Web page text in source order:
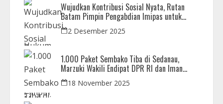
Wujudkan Kontribusi Sosial Nyata, Rutan
Batam Pimpin Pengabdian Imipas untuk
Negeri di Masjid Syahrom Ba’dawi
2 Desember 2025
1.000 Paket Sembako Tiba di Sedanau,
Marzuki Wakili Endipat DPR RI dan Iman
Sutiawan Kawal Reses di Natuna
18 November 2025